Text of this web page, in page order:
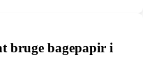
bruge bagepapir i